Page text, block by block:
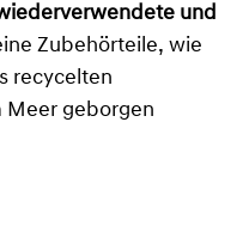
und
Zubehörteile, wie
recycelten
Meer geborgen